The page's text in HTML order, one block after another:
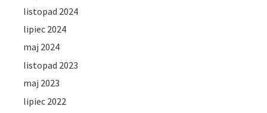
listopad 2024
lipiec 2024
maj 2024
listopad 2023
maj 2023
lipiec 2022